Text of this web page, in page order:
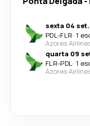
sexta 04 set.
PDL-FLR· 1
Azores
quarta 09
FLR-PDL· 1
Azores